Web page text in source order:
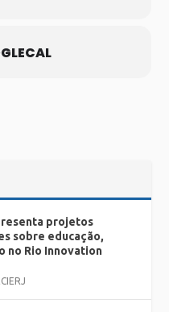
projetos
sobre educação,
no Rio Innovation